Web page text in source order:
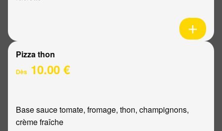
Pizza thon
Dès 10.00 €
Base sauce tomate, fromage, thon, champignons,
crème fraîche